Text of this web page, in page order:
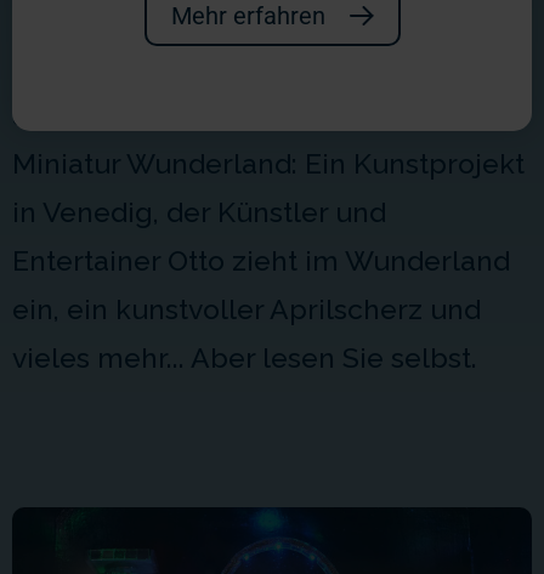
Meilenstein war die Eröffnung unseres
andere Aktionen erhielten Einzug ins
Miniatur Wunderland: Ein Kunstprojekt
in Venedig, der Künstler und
Entertainer Otto zieht im Wunderland
ein, ein kunstvoller Aprilscherz und
vieles mehr... Aber lesen Sie selbst.
Mehr erfahren